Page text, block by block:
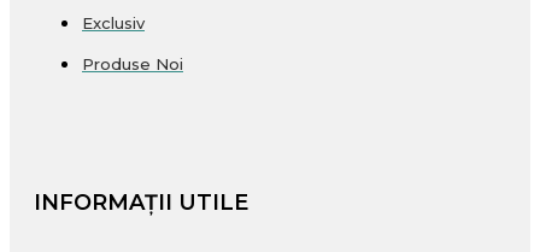
Exclusiv
Produse Noi
INFORMAȚII UTILE